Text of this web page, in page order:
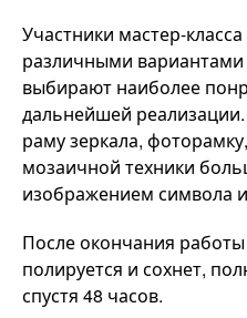
Участники мастер-
различными вариантами
выбирают наиболее
дальнейшей
раму зеркала,
мозаичной техники
изображением символа
После окончания
полируется и сохнет,
спустя 48 часов.